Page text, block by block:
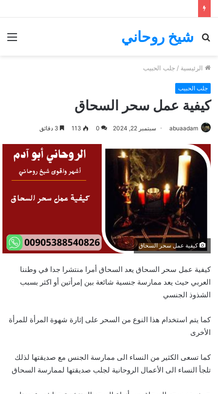
شيخ روحاني
بحث
الرئيسية / جلب الحبيب
جلب الحبيب
كيفية عمل سحر السحاق
abuaadam سبتمبر 22, 2024 0
113
كيفية عمل سحر السحاق
كيفية عمل سحر السحاق يعد السحاق أمرا منتشرا جدا في وطننا
العربي حيث يعد ممارسة جنسية شائعة بين إمرأتين أو اكثر بسبب
الشذوذ الجنسي
كما يتم استخدام هذا النوع من السحر على إثارة شهوة المرأة للمرأة
الأخرى
كما تسعى الكثير من النساء الى ممارسة الجنس مع صديقتها لذلك
تلجأ النساء الى الأعمال الروحانية لجلب صديقتها لممارسة السحاق